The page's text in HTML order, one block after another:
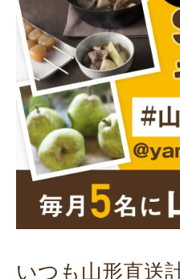
いつも山形直送